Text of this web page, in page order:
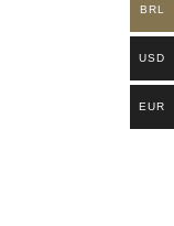
BRL
USD
EUR